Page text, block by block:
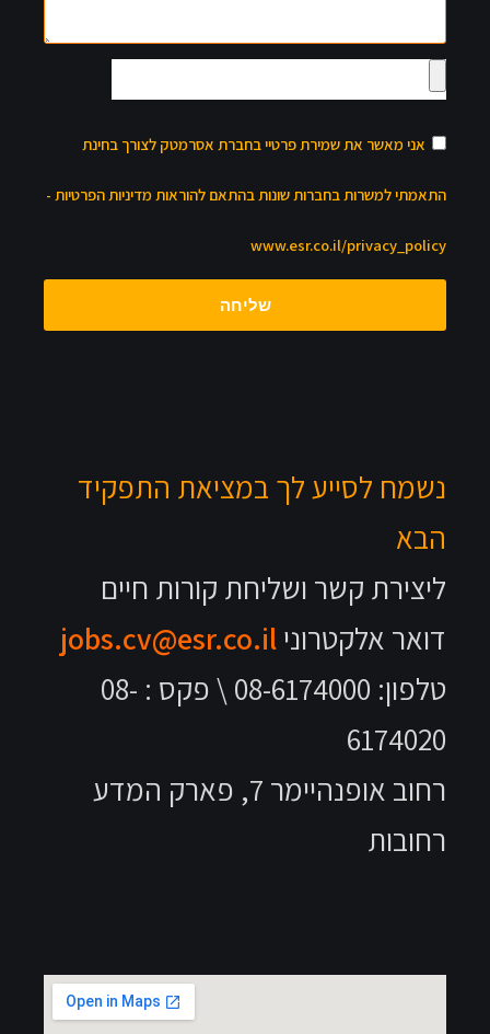
אני מאשר את שמירת פרטיי בחברת אסרמטק לצורך בחינת
התאמתי למשרות בחברות שונות בהתאם להוראות מדיניות הפרטיות -
www.esr.co.il/privacy_policy
שליחה
נשמח לסייע לך במציאת התפקיד
הבא
ליצירת קשר ושליחת קורות חיים
דואר אלקטרוניjobs.cv@esr.co.il
טלפון: 08-6174000 \ פקס : 08-
6174020
רחוב אופנהיימר 7, פארק המדע
רחובות